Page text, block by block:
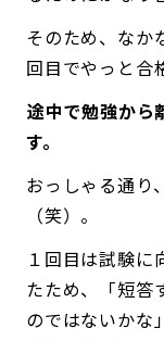
そのため、なか
回目でやっと合
――途中で勉強か
す。
おっしゃる通り
（笑）。
１回目は試験に
たため、「短答
のではないかな